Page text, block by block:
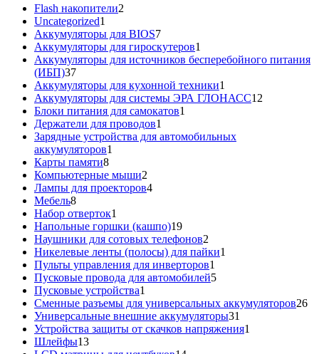
Flash накопители2
Uncategorized1
товар
Аккумуляторы для BIOS77
товаров
Аккумуляторы для гироскутеров1
товар
Аккумуляторы для источников бесперебойного питания
(ИБП)3737
товаров
Аккумуляторы для кухонной техники1
товар
Аккумуляторы для системы ЭРА ГЛОНАСС12
Блоки питания для самокатов1
Держатели для проводов1
товар
Зарядные устройства для автомобильных
аккумуляторов1
Карты памяти88
товаров
Компьютерные мыши2
товара
Лампы для проекторов44
Мебель88
товаров
Набор отверток1
товар
Напольные горшки (кашпо)1919
товаров
Наушники для сотовых телефонов2
товара
Никелевые ленты (полосы) для пайки1
Пульты управления для инверторов1
товар
Пусковые провода для автомобилей55
Пусковые устройства1
товар
Сменные разъемы для универсальных аккумуляторов2626
Универсальные внешние аккумуляторы31
товар
Устройства защиты от скачков напряжения1
Шлейфы1313